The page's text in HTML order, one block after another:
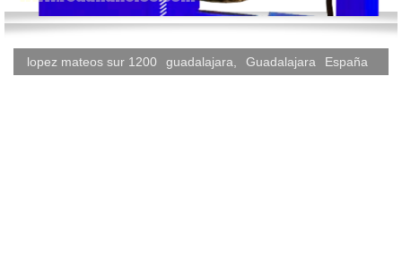
lopez mateos sur 1200 guadalajara Guadalajara España